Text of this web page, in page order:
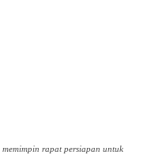
rapat persiapan untuk